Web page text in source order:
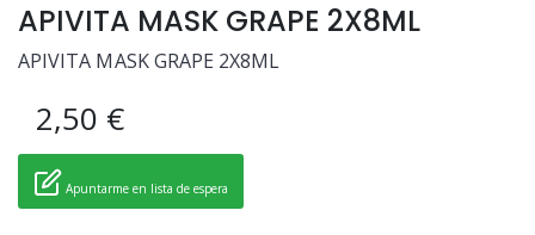
APIVITA MASK GRAPE 2X8ML
APIVITA MASK GRAPE 2X8ML
2,50 €
Apuntarme en lista de espera